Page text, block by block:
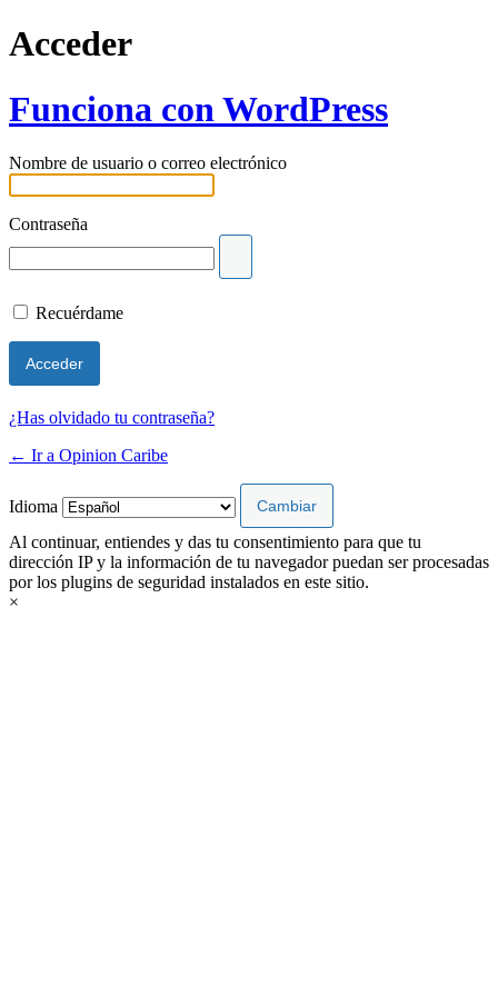
Acceder
Funciona con WordPress
Nombre de usuario o correo electrónico
Contraseña
Recuérdame
¿Has olvidado tu contraseña?
← Ir a Opinion Caribe
Idioma
Al continuar, entiendes y das tu consentimiento para que tu
dirección IP y la información de tu navegador puedan ser procesadas
por los plugins de seguridad instalados en este sitio.
×